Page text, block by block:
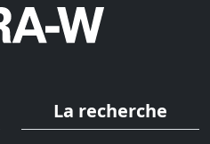
La recherche